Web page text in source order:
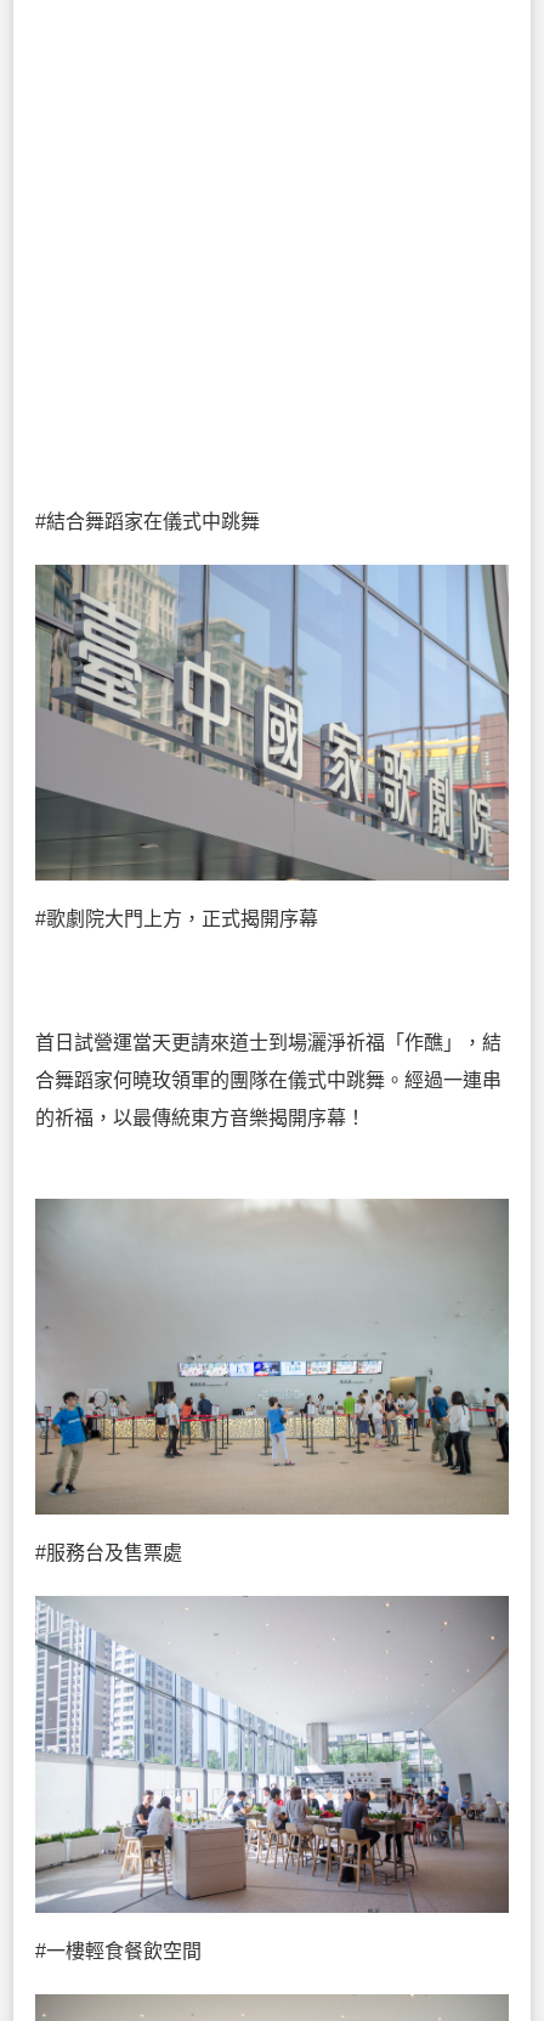
#結合舞蹈家在儀式中跳舞
#歌劇院大門上方，正式揭開序幕
首日試營運當天更請來道士到場灑淨祈福「作醮」，結
合舞蹈家何曉玫領軍的團隊在儀式中跳舞。經過一連串
的祈福，以最傳統東方音樂揭開序幕！
#服務台及售票處
#一樓輕食餐飲空間